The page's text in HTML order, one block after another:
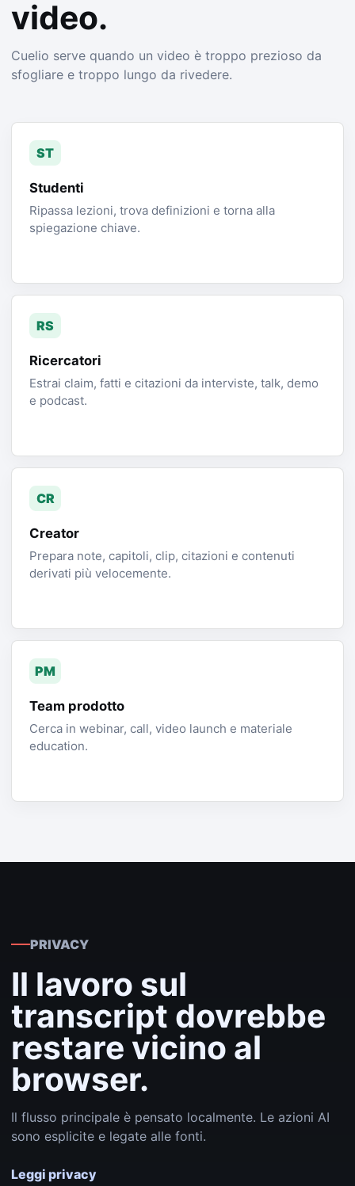
video.
Cuelio serve quando un video è troppo prezioso da
sfogliare e troppo lungo da rivedere.
ST
Studenti
Ripassa lezioni, trova definizioni e torna alla
spiegazione chiave.
RS
Ricercatori
Estrai claim, fatti e citazioni da interviste, talk, demo
e podcast.
CR
Creator
Prepara note, capitoli, clip, citazioni e contenuti
derivati più velocemente.
PM
Team prodotto
Cerca in webinar, call, video launch e materiale
education.
PRIVACY
Il lavoro sul
transcript dovrebbe
restare vicino al
browser.
Il flusso principale è pensato localmente. Le azioni AI
sono esplicite e legate alle fonti.
Leggi privacy